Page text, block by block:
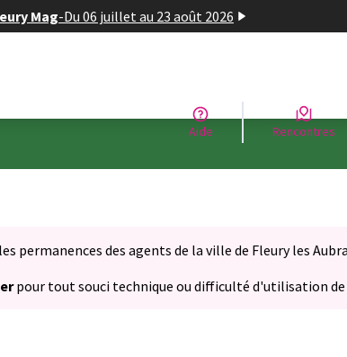
Mag-Du 06 juillet au 23 août 2026
Aide Rencontres
un nouvel onglet)
permanences des agents de la ville de Fleury les
pour tout souci technique ou difficulté d'utilisation